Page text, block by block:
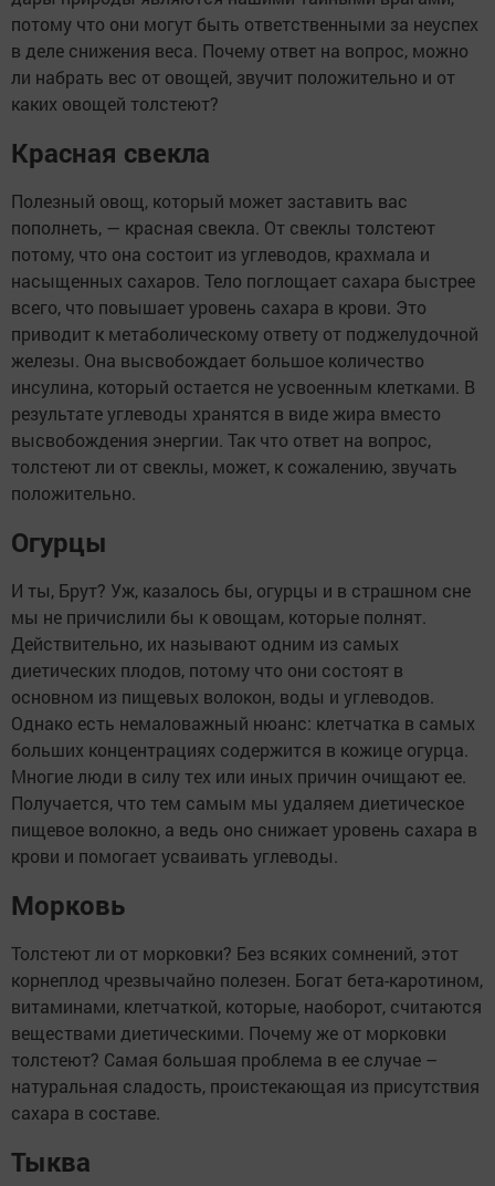
потому что они могут быть ответственными за неуспех
в деле снижения веса. Почему ответ на вопрос, можно
ли набрать вес от овощей, звучит положительно и от
каких овощей толстеют?
Красная свекла
Полезный овощ, который может заставить вас
пополнеть, — красная свекла. От свеклы толстеют
потому, что она состоит из углеводов, крахмала и
насыщенных сахаров. Тело поглощает сахара быстрее
всего, что повышает уровень сахара в крови. Это
приводит к метаболическому ответу от поджелудочной
железы. Она высвобождает большое количество
инсулина, который остается не усвоенным клетками. В
результате углеводы хранятся в виде жира вместо
высвобождения энергии. Так что ответ на вопрос,
толстеют ли от свеклы, может, к сожалению, звучать
положительно.
Огурцы
И ты, Брут? Уж, казалось бы, огурцы и в страшном сне
мы не причислили бы к овощам, которые полнят.
Действительно, их называют одним из самых
диетических плодов, потому что они состоят в
основном из пищевых волокон, воды и углеводов.
Однако есть немаловажный нюанс: клетчатка в самых
больших концентрациях содержится в кожице огурца.
Многие люди в силу тех или иных причин очищают ее.
Получается, что тем самым мы удаляем диетическое
пищевое волокно, а ведь оно снижает уровень сахара в
крови и помогает усваивать углеводы.
Морковь
Толстеют ли от морковки? Без всяких сомнений, этот
корнеплод чрезвычайно полезен. Богат бета-каротином,
витаминами, клетчаткой, которые, наоборот, считаются
веществами диетическими. Почему же от морковки
толстеют? Самая большая проблема в ее случае –
натуральная сладость, проистекающая из присутствия
сахара в составе.
Тыква